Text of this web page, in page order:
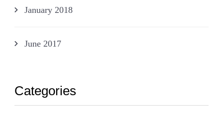
January 2018
June 2017
Categories